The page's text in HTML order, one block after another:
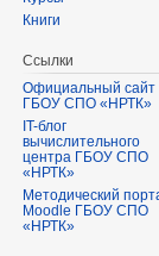
Книги
Ссылки
Официальный сайт
ГБОУ СПО «НРТК»
IT-блог
вычислительного
центра ГБОУ СПО
«НРТК»
Методический
Moodle ГБОУ СПО
«НРТК»